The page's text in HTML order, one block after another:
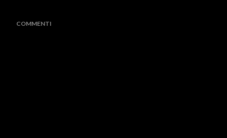
COMMENTI